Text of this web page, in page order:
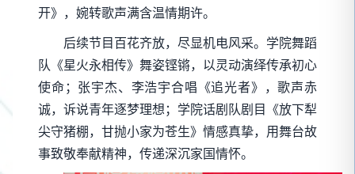
开》，婉转歌声满含温情期许。
后续节目百花齐放，尽显机电风采。学院舞蹈
队《星火永相传》舞姿铿锵，以灵动演绎传承初心
使命；张宇杰、李浩宇合唱《追光者》，歌声赤
诚，诉说青年逐梦理想；学院话剧队剧目《放下犁
尖守猪棚，甘抛小家为苍生》情感真挚，用舞台故
事致敬奉献精神，传递深沉家国情怀。